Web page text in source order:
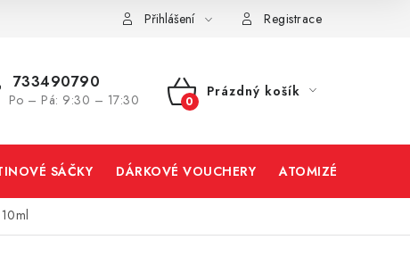
Přihlášení Registrace
733490790
Po – Pá: 9:30 – 17:30
NÁKUPNÍ
Prázdný košík
SÁČKY DÁRKOVÉ VOUCHERY ATOMIZÉRY A